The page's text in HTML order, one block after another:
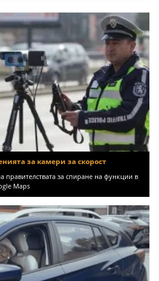
за камери за скорост
правителствата за спиране на функции в
Maps